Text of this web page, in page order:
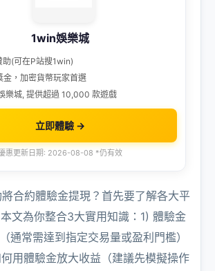
1win娛樂城
助(可在P站搜1win)
金，加密貨幣玩家首選
樂城, 提供超過 10,000 款遊戲
立即體驗 →
惠更新日期: 2026-08-08 *仍有效
合約體驗金提現？首先要了解各大平
文為你整合3大實用知識：1) 體驗金
通常需達到指定交易量或盈利門檻）
用體驗金放大收益（建議先模擬操作